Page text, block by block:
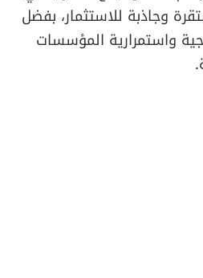
وجاذبة للاستثمار، بفضل
واستمرارية المؤسسات